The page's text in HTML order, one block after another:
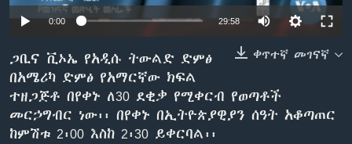
ቋንቋዎች
0:00 29:58
ቀጥተኛ መገናኛ
ጋቢና ቪኦኤ የአዲሱ ትውልድ ድምፅ
በአሜሪካ ድምፅ የአማርኛው ክፍል
ተዘጋጅቶ በየቀኑ ለ30 ደቂቃ የሚቀርብ የወጣቶች
መርኃግብር ነው፡፡ በየቀኑ በኢትዮጵያዊያን ሰዓት አቆጣጠር
ከምሽቱ 2፡00 እስከ 2፡30 ይቀርባል፡፡